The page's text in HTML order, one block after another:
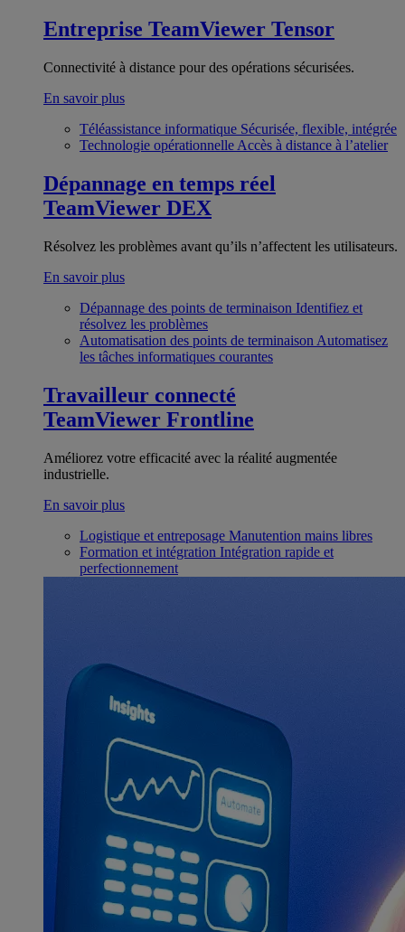
Entreprise TeamViewer Tensor
Connectivité à distance pour des opérations sécurisées.
En savoir plus
Téléassistance informatique Sécurisée, flexible, intégrée
Technologie opérationnelle Accès à distance à l’atelier
Dépannage en temps réel
TeamViewer DEX
Résolvez les problèmes avant qu’ils n’affectent les utilisateurs.
En savoir plus
Dépannage des points de terminaison Identifiez et
résolvez les problèmes
Automatisation des points de terminaison Automatisez
les tâches informatiques courantes
Travailleur connecté
TeamViewer Frontline
Améliorez votre efficacité avec la réalité augmentée
industrielle.
En savoir plus
Logistique et entreposage Manutention mains libres
Formation et intégration Intégration rapide et
perfectionnement